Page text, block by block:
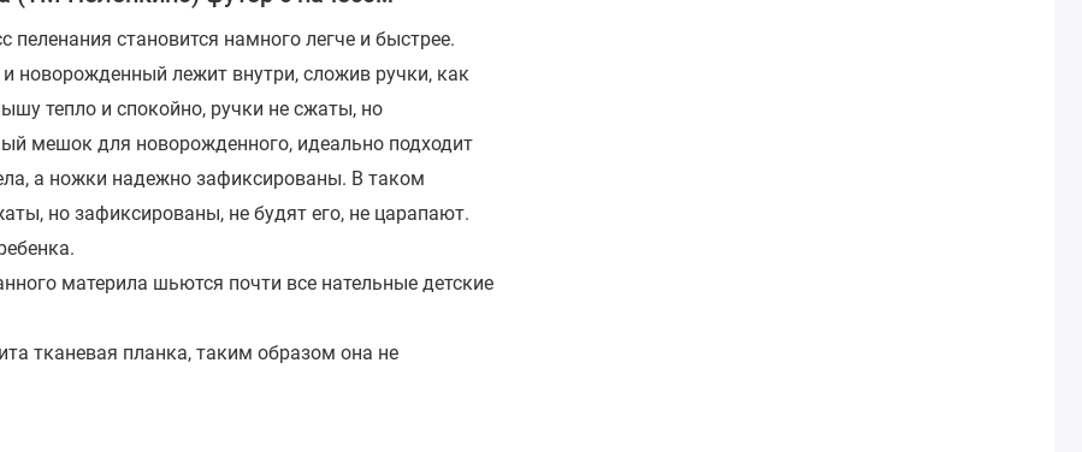
становится намного легче и быстрее.
новорожденный лежит внутри, сложив ручки, как
тепло и спокойно, ручки не сжаты, но
мешок для новорожденного, идеально подходит
а ножки надежно зафиксированы. В таком
но зафиксированы, не будят его, не царапают.
материла шьются почти все нательные детские
тканевая планка, таким образом она не